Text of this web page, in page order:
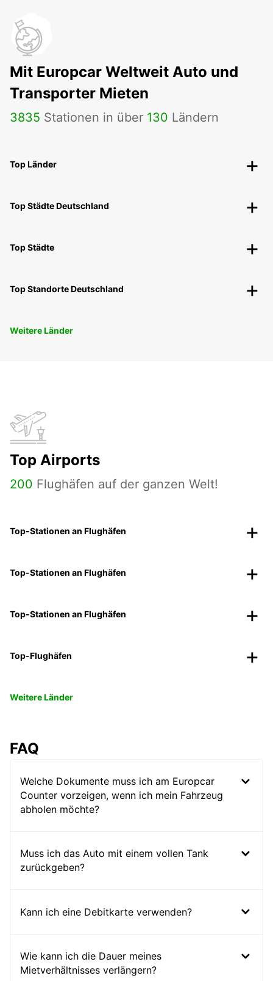
Mit Europcar Weltweit Auto und
Transporter Mieten
3835 Stationen in über 130 Ländern
Top Länder
Top Städte Deutschland
Top Städte
Top Standorte Deutschland
Weitere Länder
Top Airports
200 Flughäfen auf der ganzen Welt!
Top-Stationen an Flughäfen
Top-Stationen an Flughäfen
Top-Stationen an Flughäfen
Top-Flughäfen
Weitere Länder
FAQ
Welche Dokumente muss ich am Europcar
Counter vorzeigen, wenn ich mein Fahrzeug
abholen möchte?
Muss ich das Auto mit einem vollen Tank
zurückgeben?
Kann ich eine Debitkarte verwenden?
Wie kann ich die Dauer meines
Mietverhältnisses verlängern?